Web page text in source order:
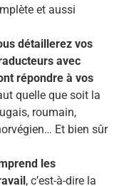
et aussi
détaillerez vos
avec
répondre à vos
quelle que soit la
roumain,
Et bien sûr
les
, c’est-à-dire la